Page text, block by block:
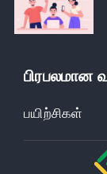
பிரபலமான
பயிற்சிகள்